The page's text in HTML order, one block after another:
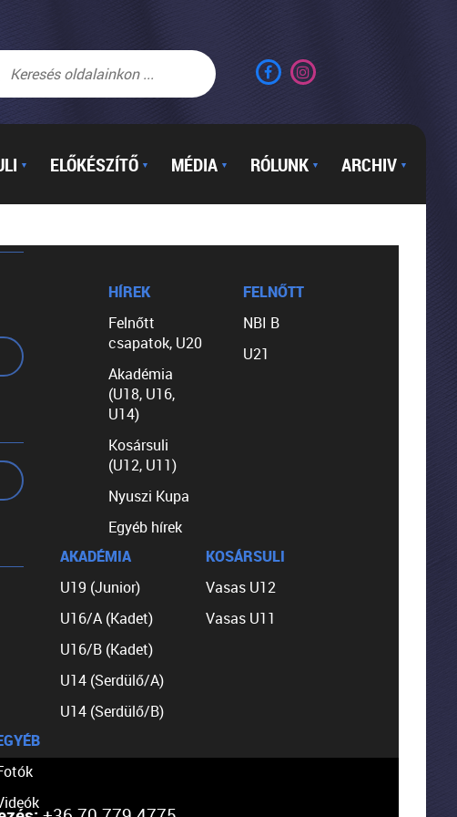
▼ ELŐKÉSZÍTŐ ▼ MÉDIA ▼ RÓLUNK ▼ ARCHIV ▼
HÍREK
Felnőtt
csapatok, U20
Akadémia
(U18, U16,
U14)
Kosársuli
(U12, U11)
Nyuszi Kupa
Egyéb hírek
FELNŐTT
NBI B
U21
AKADÉMIA
U19 (Junior)
U16/A (Kadet)
U16/B (Kadet)
U14 (Serdülő/A)
U14 (Serdülő/B)
KOSÁRSULI
Vasas U12
Vasas U11